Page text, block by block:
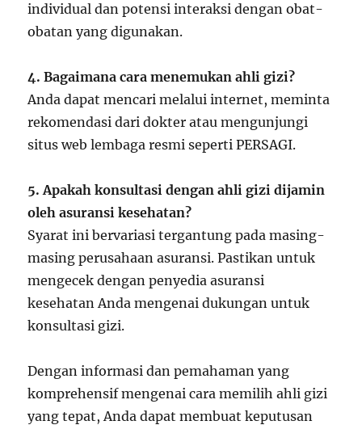
individual dan potensi interaksi dengan obat-
obatan yang digunakan.
4. Bagaimana cara menemukan ahli gizi?
Anda dapat mencari melalui internet, meminta
rekomendasi dari dokter atau mengunjungi
situs web lembaga resmi seperti PERSAGI.
5. Apakah konsultasi dengan ahli gizi dijamin
oleh asuransi kesehatan?
Syarat ini bervariasi tergantung pada masing-
masing perusahaan asuransi. Pastikan untuk
mengecek dengan penyedia asuransi
kesehatan Anda mengenai dukungan untuk
konsultasi gizi.
Dengan informasi dan pemahaman yang
komprehensif mengenai cara memilih ahli gizi
yang tepat, Anda dapat membuat keputusan